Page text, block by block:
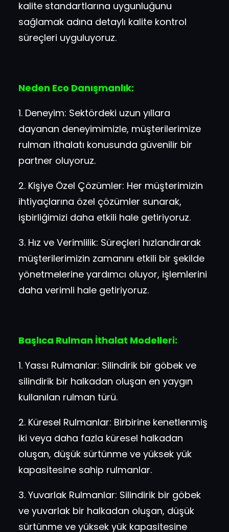
kalite standartlarına uygunluğunu
sağlamak adına detaylı kalite kontrol
süreçleri uyguluyoruz.
Neden Eco Danışmanlık:
1. Deneyim: Sektördeki uzun yıllara
dayanan deneyimimizle, müşterilerimize
rulman ithalatı konusunda güvenilir bir
partner oluyoruz.
2. Kişiye Özel Çözümler: Her müşterimizin
ihtiyaçlarına özel çözümler sunarak,
işbirliğimizi daha etkili hale getiriyoruz.
3. Hız ve Verimlilik: Süreçleri hızlandırarak
müşterilerimizin zamanını etkili bir şekilde
yönetmelerine yardımcı oluyor, işlemlerini
daha verimli hale getiriyoruz.
Başlıca Rulman İthalat Modelleri:
1. Yassı Rulmanlar: Silindirik bir göbek ve
silindirik bir halkadan oluşan en yaygın
kullanılan rulman türü.
2. Küresel Rulmanlar: Birbirine kenetlenmiş
iki veya daha fazla küresel halkadan
oluşan, düşük sürtünme ve yüksek yük
kapasitesine sahip rulmanlar.
3. Yuvarlak Rulmanlar: Silindirik bir göbek
ve yuvarlak bir halkadan oluşan, düşük
sürtünme ve yüksek yük kapasitesine